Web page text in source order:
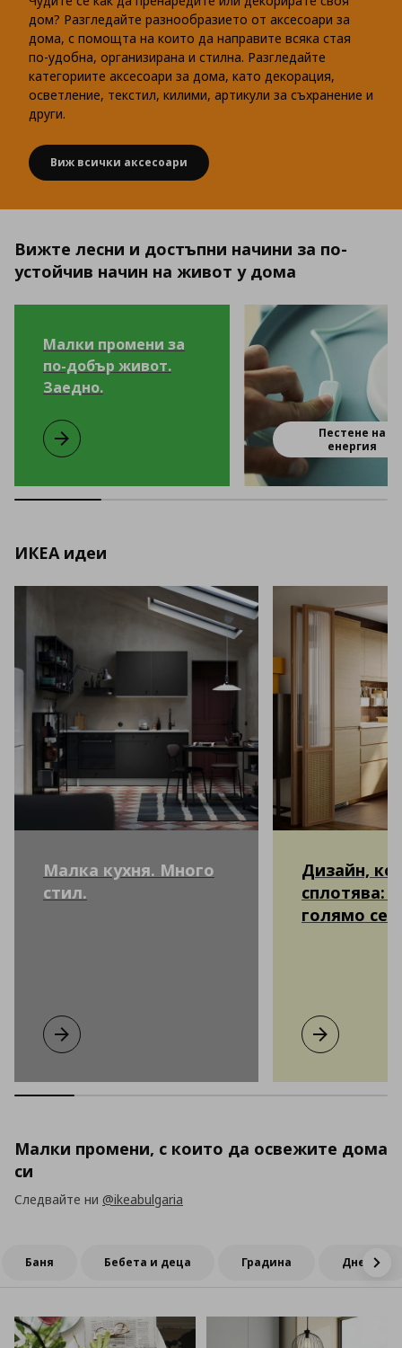
дом? Разгледайте разнообразието от аксесоари за
дома, с помощта на които да направите всяка стая
по-удобна, организирана и стилна. Разгледайте
категориите аксесоари за дома, като декорация,
осветление, текстил, килими, артикули за съхранение и
други.
Виж всички аксесоари
Вижте лесни и достъпни начини за по-
устойчив начин на живот у дома
Малки промени за
по-добър живот.
Заедно.
Малки промени за по-добър живот. Заедно.
Пестене на
енергия
ИКЕА идеи
Малка кухня. Много
стил.
Малка кухня. Много стил.
Виж повече
Дизайн,
сплотява:
голямо
Дизайн,
Виж повече
Малки промени, с които да освежите дома
си
Следвайте ни @ikeabulgaria
Баня Бебета и деца Градина Дневна